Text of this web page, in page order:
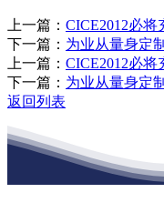
上一篇： CICE2012必
下一篇： 为业从量身定
上一篇： CICE2012必
下一篇： 为业从量身定
返回列表